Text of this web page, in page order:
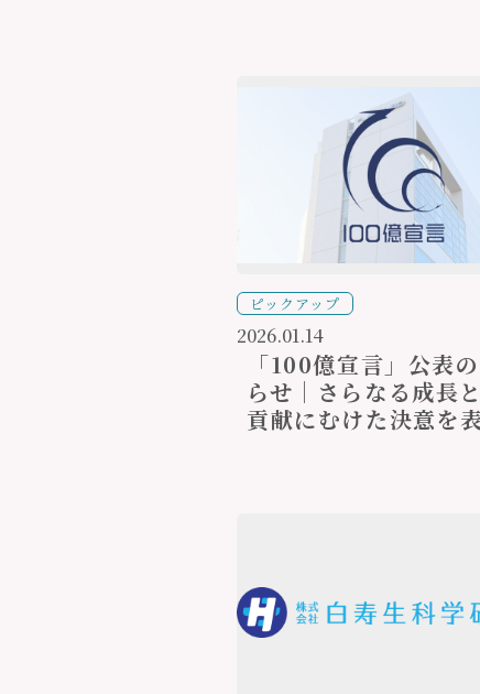
ピックアップ
2026.01.14
「100億宣言」公表
らせ｜さらなる成長
貢献にむけた決意を